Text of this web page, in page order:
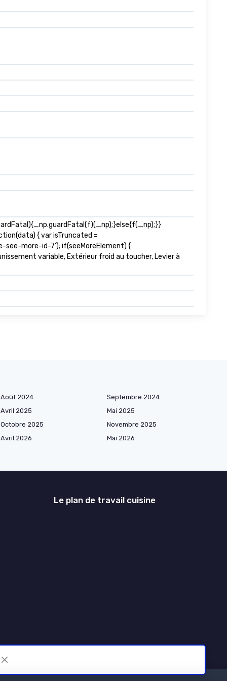
{ var isTruncated =
more-id-7'); if(seeMoreElement) {
variable, Extérieur froid au toucher, Levier à
Août 2024
Septembre 2024
Avril 2025
Mai 2025
Octobre 2025
Novembre 2025
Avril 2026
Mai 2026
Le plan de travail cuisine